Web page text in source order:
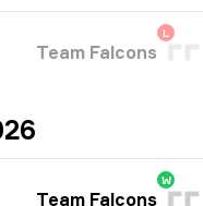
L
Team Falcons
W
Team Falcons